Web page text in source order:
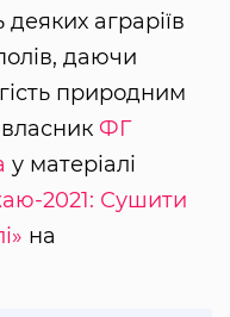
аграріїв
даючи
природним
ФГ
у матеріалі
2021: Сушити
на